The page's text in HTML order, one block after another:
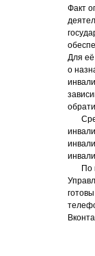
Факт
Для
о
По